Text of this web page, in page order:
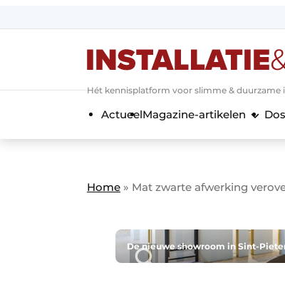
Algemene voorwaarden
Banner overzicht
BedrijvenAanmelden
Bedankt
Bedrijven
Evenement aanmelden
Meest gelezen
Nieuwsbrief
Hét kennisplatform voor slimme & duurzame
ActueelMagazine-artikelen
Home » Mat zwarte afwerking
De nieuwe showroom in Sint-